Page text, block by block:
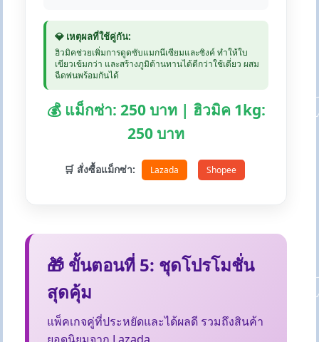
💎 เหตุผลที่ใช้คู่กัน:
ฮิวมิคช่วยเพิ่มการดูดซับแมกนีเซียมและซิงค์ ทำให้ใบ
เขียวเข้มกว่า และสร้างภูมิต้านทานได้ดีกว่าใช้เดี่ยว ผสม
ฉีดพ่นพร้อมกันได้
💰 แม็กซ่า: 250 บาท | ฮิวมิค 1kg:
250 บาท
🛒 สั่งซื้อแม็กซ่า: Lazada Shopee
🎁 ขั้นตอนที่ 5: ชุดโปรโมชั่น
สุดคุ้ม
แพ็คเกจคู่ที่ประหยัดและได้ผลดี รวมถึงสินค้า